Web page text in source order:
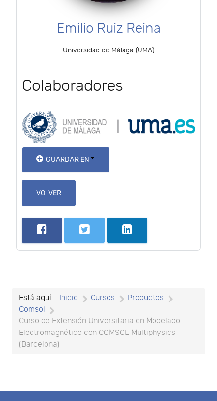
Emilio Ruiz Reina
Universidad de Málaga (UMA)
Colaboradores
GUARDAR EN
VOLVER
Está aquí: Inicio Cursos
Productos
Comsol
Curso de Extensión Universitaria en Modelado
Electromagnético con COMSOL Multiphysics
(Barcelona)